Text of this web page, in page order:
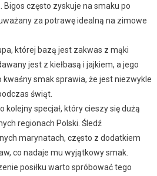
Bigos często zyskuje na smaku po
za potrawę idealną na zimowe
której bazą jest zakwas z mąki
jest z kiełbasą i jajkiem, a jego
smak sprawia, że jest niezwykle
świąt.
kolejny specjał, który cieszy się dużą
regionach Polski. Śledź
marynatach, często z dodatkiem
co nadaje mu wyjątkowy smak.
posiłku warto spróbować tego